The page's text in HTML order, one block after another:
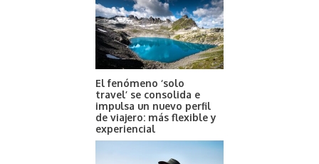
El fenómeno ‘solo
travel’ se consolida e
impulsa un nuevo perfil
de viajero: más flexible y
experiencial